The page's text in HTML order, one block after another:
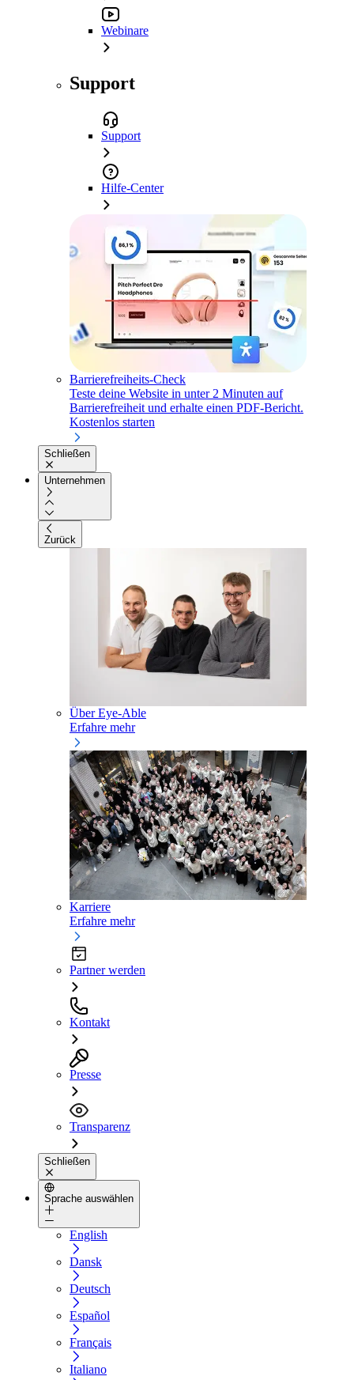
Webinare
Support
Support
Hilfe-Center
Barrierefreiheits-Check
Teste deine Website in unter 2 Minuten auf
Barrierefreiheit und erhalte einen PDF-Bericht.
Kostenlos starten
Schließen
Unternehmen
Zurück
Über Eye-Able
Erfahre mehr
Karriere
Erfahre mehr
Partner werden
Kontakt
Presse
Transparenz
Schließen
Sprache auswählen
English
Dansk
Deutsch
Español
Français
Italiano